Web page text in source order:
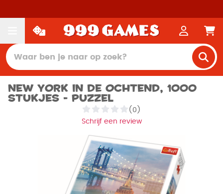
New York in de ochtend, 1000
stukjes - Puzzel
(0)
Schrijf een review